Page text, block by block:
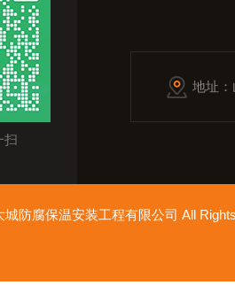
扫
地址
城防腐保温安装工程有限公司 All